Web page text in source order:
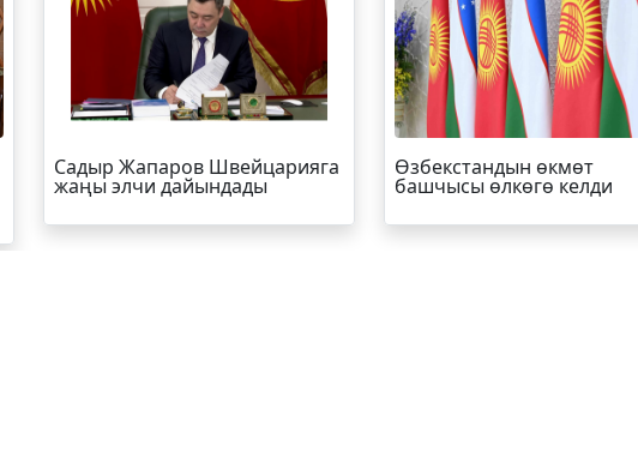
Садыр Жапаров Швейцарияга
жаңы элчи дайындады
Өзбекстандын өкмөт
башчысы өлкөгө келди